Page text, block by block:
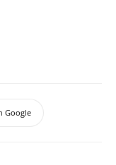
Google